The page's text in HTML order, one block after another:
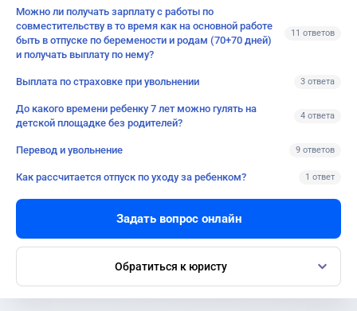
Можно ли получать зарплату с работы по
совместительству в то время как на основной работе
быть в отпуске по беремености и родам (70+70 дней)
и получать выплату по нему?
11 ответов
Выплата по страховке при увольнении 3 ответа
До какого времени ребенку 7 лет можно гулять на
детской площадке без родителей?
4 ответа
Перевод и увольнение 9 ответов
Как рассчитается отпуск по уходу за ребенком? 1 ответ
Задать вопрос онлайн
Обратиться к юристу